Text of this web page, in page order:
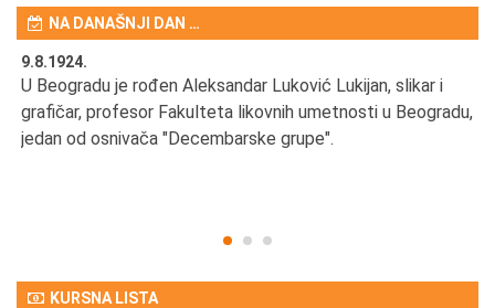
NA DANAŠNJI DAN …
9.8.1924.
U Beogradu je rođen Aleksandar Luković Lukijan, slikar i
grafičar, profesor Fakulteta likovnih umetnosti u Beogradu,
jedan od osnivača "Decembarske grupe".
KURSNA LISTA